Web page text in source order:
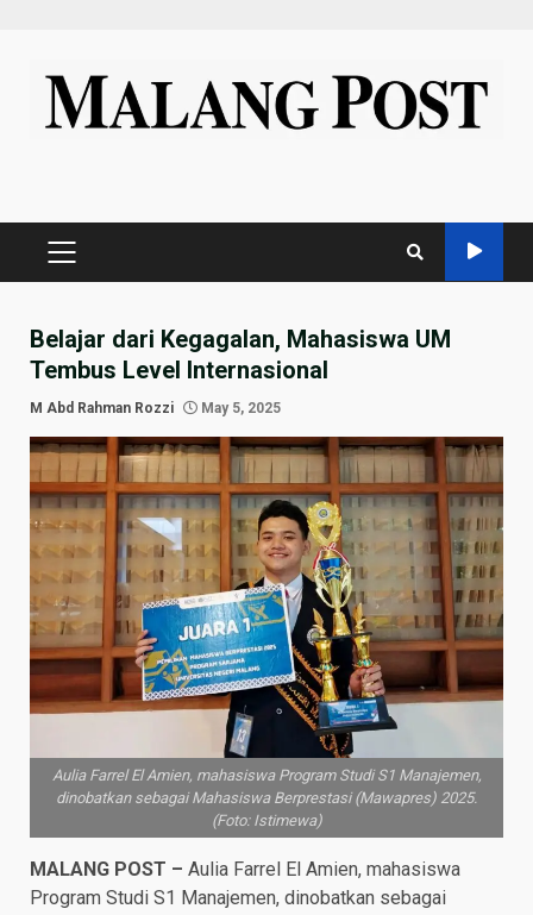
content
PRIMARY
Belajar dari Kegagalan, Mahasiswa UM
Tembus Level Internasional
M Abd Rahman Rozzi May 5, 2025
Aulia Farrel El Amien, mahasiswa Program Studi S1 Manajemen,
dinobatkan sebagai Mahasiswa Berprestasi (Mawapres) 2025.
(Foto: Istimewa)
MALANG POST – Aulia Farrel El Amien, mahasiswa
Program Studi S1 Manajemen, dinobatkan sebagai